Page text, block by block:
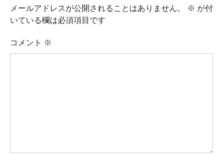
メールアドレスが公開されることはありません。 ※ が付
いている欄は必須項目です
コメント ※